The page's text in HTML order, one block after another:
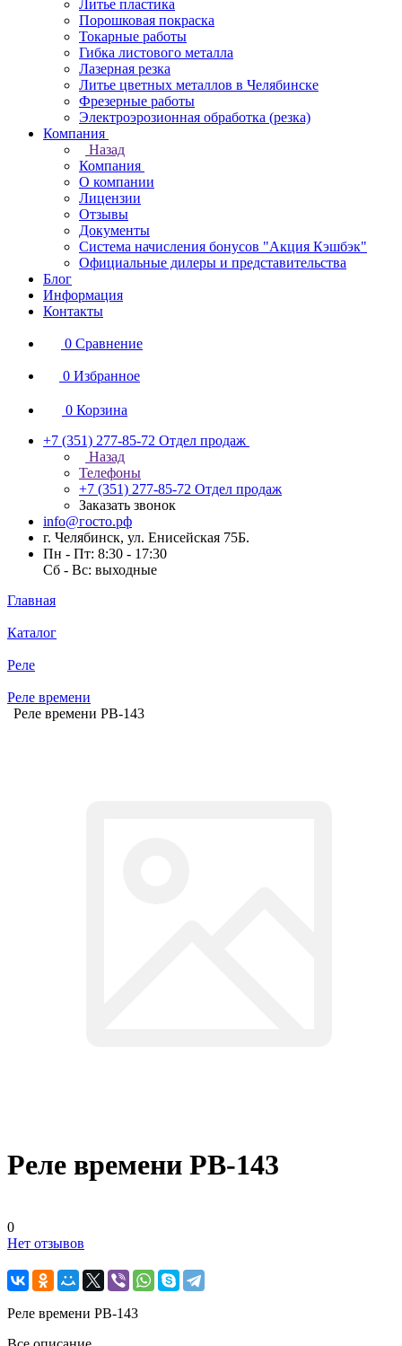
Литье пластика
Порошковая покраска
Токарные работы
Гибка листового металла
Лазерная резка
Литье цветных металлов в Челябинске
Фрезерные работы
Электроэрозионная обработка (резка)
Компания
Назад
Компания
О компании
Лицензии
Отзывы
Документы
Система начисления бонусов "Акция Кэшбэк"
Официальные дилеры и представительства
Блог
Информация
Контакты
0 Сравнение
0 Избранное
0 Корзина
+7 (351) 277-85-72 Отдел продаж
Назад
Телефоны
+7 (351) 277-85-72 Отдел продаж
Заказать звонок
info@госто.рф
г. Челябинск, ул. Енисейская 75Б.
Пн - Пт: 8:30 - 17:30
Сб - Вс: выходные
Главная
Каталог
Реле
Реле времени
Реле времени РВ-143
Реле времени РВ-143
0
Нет отзывов
Реле времени РВ-143